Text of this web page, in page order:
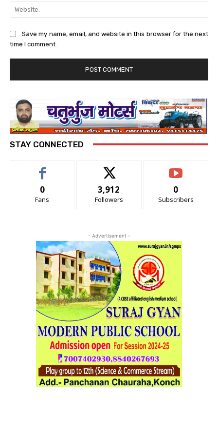
Save my name, email, and website in this browser for the next
time I comment.
STAY CONNECTED
0
Fans
3,912
Followers
0
Subscribers
- Advertisement -